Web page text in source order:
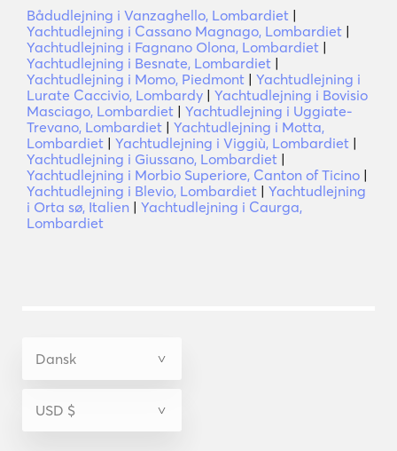
Bådudlejning i Vanzaghello, Lombardiet |
Yachtudlejning i Cassano Magnago, Lombardiet |
Yachtudlejning i Fagnano Olona, Lombardiet |
Yachtudlejning i Besnate, Lombardiet |
Yachtudlejning i Momo, Piedmont | Yachtudlejning i
Lurate Caccivio, Lombardy | Yachtudlejning i Bovisio
Masciago, Lombardiet | Yachtudlejning i Uggiate-
Trevano, Lombardiet | Yachtudlejning i Motta,
Lombardiet | Yachtudlejning i Viggiù, Lombardiet |
Yachtudlejning i Giussano, Lombardiet |
Yachtudlejning i Morbio Superiore, Canton of Ticino |
Yachtudlejning i Blevio, Lombardiet | Yachtudlejning
i Orta sø, Italien | Yachtudlejning i Caurga,
Lombardiet